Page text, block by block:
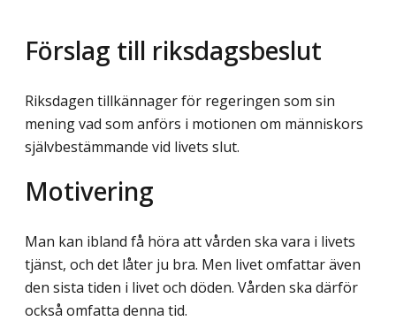
Förslag till riksdagsbeslut
Riksdagen tillkännager för regeringen som sin
mening vad som anförs i motionen om människors
självbestämmande vid livets slut.
Motivering
Man kan ibland få höra att vården ska vara i livets
tjänst, och det låter ju bra. Men livet omfattar även
den sista tiden i livet och döden. Vården ska därför
också omfatta denna tid.